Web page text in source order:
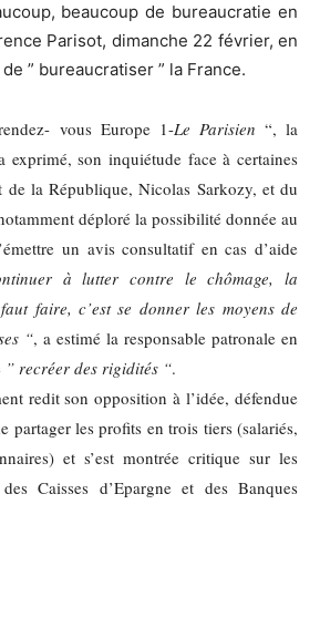
beaucoup de bureaucratie en
Parisot, dimanche 22 février, en
” bureaucratiser ” la France.
vous Europe 1-Le Parisien “, la
exprimé, son inquiétude face à certaines
de la République, Nicolas Sarkozy, et du
déploré la possibilité donnée au
un avis consultatif en cas d’aide
à lutter contre le chômage, la
faire, c’est se donner les moyens de
“, a estimé la responsable patronale en
” recréer des rigidités “.
redit son opposition à l’idée, défendue
partager les profits en trois tiers (salariés,
et s’est montrée critique sur les
Caisses d’Epargne et des Banques